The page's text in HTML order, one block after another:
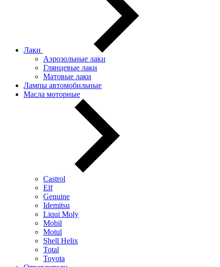
Лаки
Аэрозольные лаки
Глянцевые лаки
Матовые лаки
Лампы автомобильные
Масла моторные
Castrol
Elf
Genuine
Idemitsu
Liqui Moly
Mobil
Motul
Shell Helix
Total
Toyota